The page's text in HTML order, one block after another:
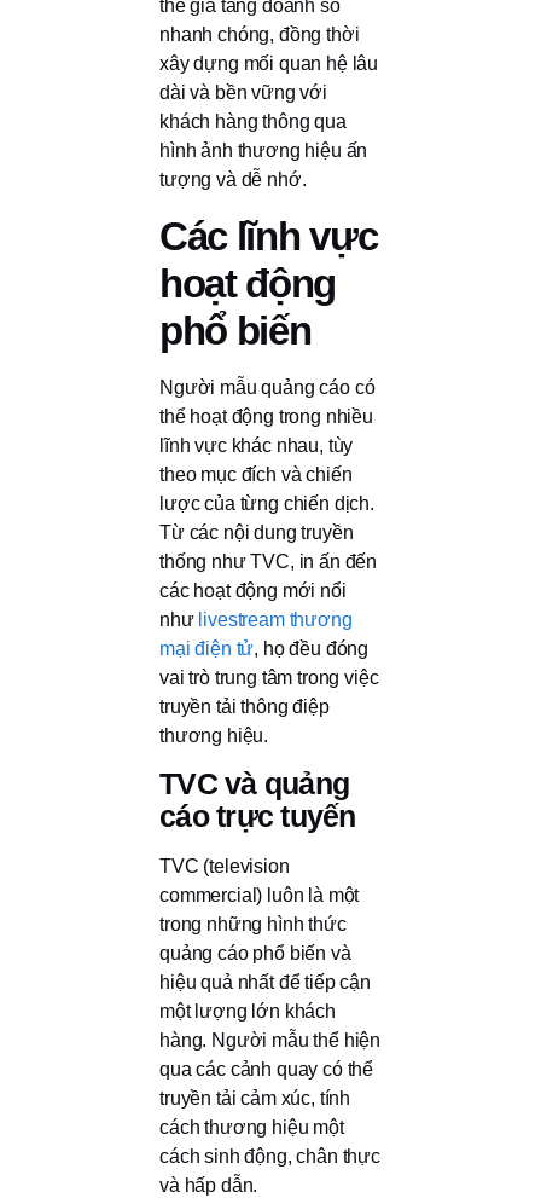
thể gia tăng doanh số
nhanh chóng, đồng thời
xây dựng mối quan hệ lâu
dài và bền vững với
khách hàng thông qua
hình ảnh thương hiệu ấn
tượng và dễ nhớ.
Các lĩnh vực
hoạt động
phổ biến
Người mẫu quảng cáo có
thể hoạt động trong nhiều
lĩnh vực khác nhau, tùy
theo mục đích và chiến
lược của từng chiến dịch.
Từ các nội dung truyền
thống như TVC, in ấn đến
các hoạt động mới nổi
như livestream thương
mại điện tử, họ đều đóng
vai trò trung tâm trong việc
truyền tải thông điệp
thương hiệu.
TVC và quảng
cáo trực tuyến
TVC (television
commercial) luôn là một
trong những hình thức
quảng cáo phổ biến và
hiệu quả nhất để tiếp cận
một lượng lớn khách
hàng. Người mẫu thể hiện
qua các cảnh quay có thể
truyền tải cảm xúc, tính
cách thương hiệu một
cách sinh động, chân thực
và hấp dẫn.